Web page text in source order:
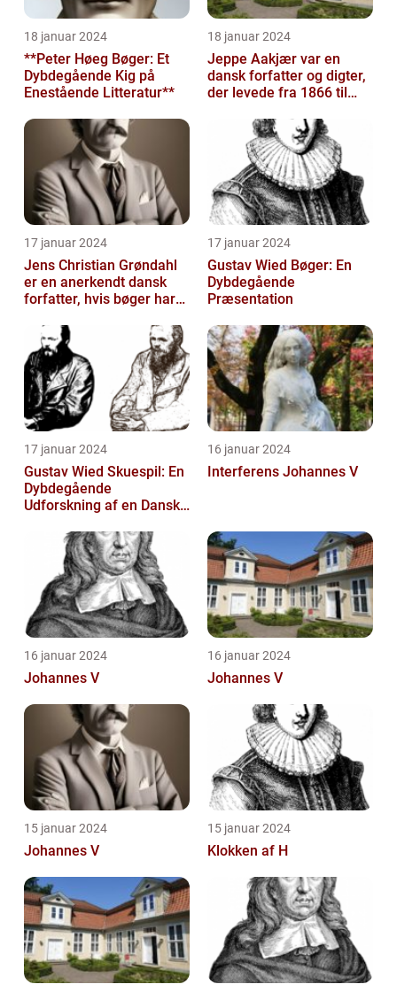
18 januar 2024
**Peter Høeg Bøger: Et
Dybdegående Kig på
Enestående Litteratur**
18 januar 2024
Jeppe Aakjær var en
dansk forfatter og digter,
der levede fra 1866 til
17 januar 2024
Jens Christian Grøndahl
er en anerkendt dansk
forfatter, hvis bøger har
å...
17 januar 2024
Gustav Wied Bøger: En
Dybdegående
Præsentation
17 januar 2024
Gustav Wied Skuespil: En
Dybdegående
Udforskning af en Dansk
16 januar 2024
Interferens Johannes V
16 januar 2024
Johannes V
16 januar 2024
Johannes V
15 januar 2024
Johannes V
15 januar 2024
Klokken af H